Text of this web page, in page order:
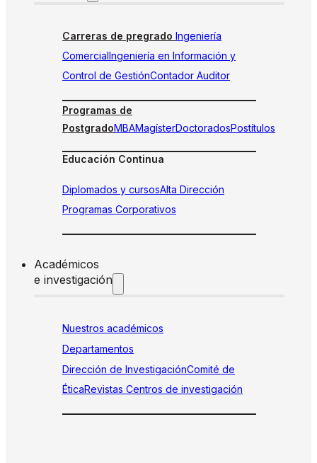
Carreras de pregrado Ingeniería
ComercialIngeniería en Información y
Control de GestiónContador Auditor
Programas de
PostgradoMBAMagísterDoctoradosPostítulos
Educación Continua
Diplomados y cursosAlta Dirección
Programas Corporativos
Académicos
e investigación
Nuestros académicos
Departamentos
Dirección de InvestigaciónComité de
ÉticaRevistas Centros de investigación